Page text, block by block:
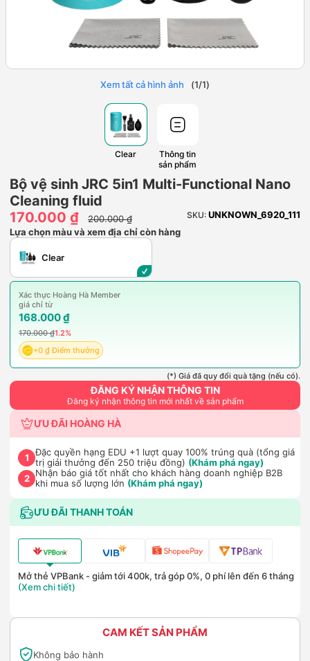
Xem tất cả hình ảnh (1/1)
Clear
Thông tin
sản phẩm
Bộ vệ sinh JRC 5in1 Multi-Functional Nano
Cleaning fluid
170.000 ₫
200.000 ₫ SKU: UNKNOWN_6920_111
Lựa chọn màu và xem địa chỉ còn hàng
Clear
Xác thực Hoàng Hà Member
giá chỉ từ
168.000 ₫
170.000 ₫1.2%
+0 ₫ Điểm thưởng
(*) Giá đã quy đổi quà tặng (nếu có).
ĐĂNG KÝ NHẬN THÔNG TIN
Đăng ký nhận thông tin mới nhất về sản phẩm
ƯU ĐÃI HOÀNG HÀ
1
Đặc quyền hạng EDU +1 lượt quay 100% trúng quà (tổng giá
trị giải thưởng đến 250 triệu đồng) (Khám phá ngay)
2 Nhận báo giá tốt nhất cho khách hàng doanh nghiệp B2B
khi mua số lượng lớn (Khám phá ngay)
ƯU ĐÃI THANH TOÁN
Mở thẻ VPBank - giảm tới 400k, trả góp 0%, 0 phí lên đến 6 tháng
(Xem chi tiết)
CAM KẾT SẢN PHẨM
Không bảo hành